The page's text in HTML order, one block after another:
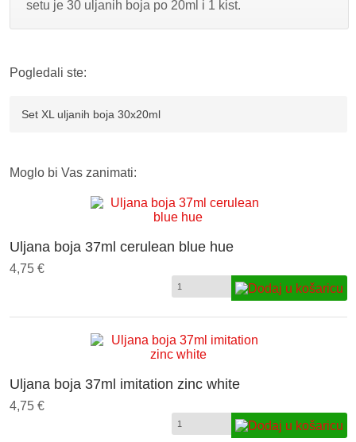
setu je 30 uljanih boja po 20ml i 1 kist.
Pogledali ste:
Set XL uljanih boja 30x20ml
Moglo bi Vas zanimati:
Uljana boja 37ml cerulean blue hue
4,75 €
Uljana boja 37ml imitation zinc white
4,75 €